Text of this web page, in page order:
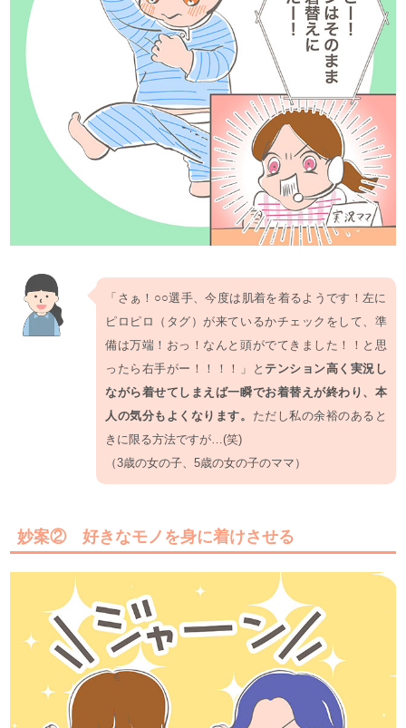
「さぁ！○○選手、今度は肌着を着るようです！左に
ピロピロ（タグ）が来ているかチェックをして、準
備は万端！おっ！なんと頭がでてきました！！と思
ったら右手がー！！！！」と テンション高く実況し
ながら着せてしまえば一瞬でお着替えが終わり、本
人の気分もよくなります。 ただし私の余裕のあると
きに限る方法ですが…(笑)
（3歳の女の子、5歳の女の子のママ）
妙案② 好きなモノを身に着けさせる